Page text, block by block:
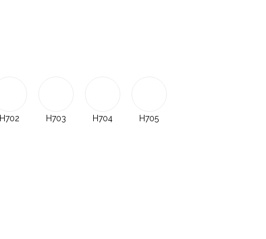
H702 H703 H704 H705